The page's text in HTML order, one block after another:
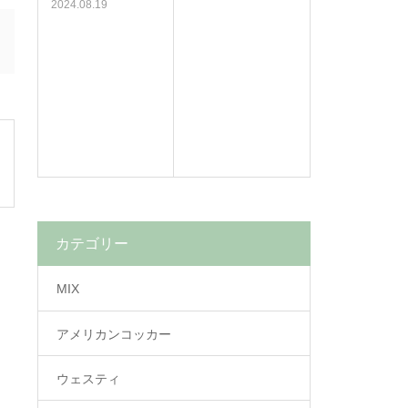
2024.08.19
カテゴリー
MIX
アメリカンコッカー
ウェスティ